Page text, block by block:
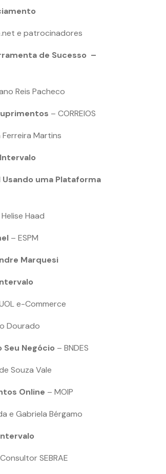
e patrocinadores
de Sucesso –
Reis Pacheco
– CORREIOS
Martins
uma Plataforma
Haad
– ESPM
Marquesi
e-Commerce
Dourado
Seu Negócio – BNDES
Souza Vale
Online – MOIP
e Gabriela Bérgamo
SEBRAE